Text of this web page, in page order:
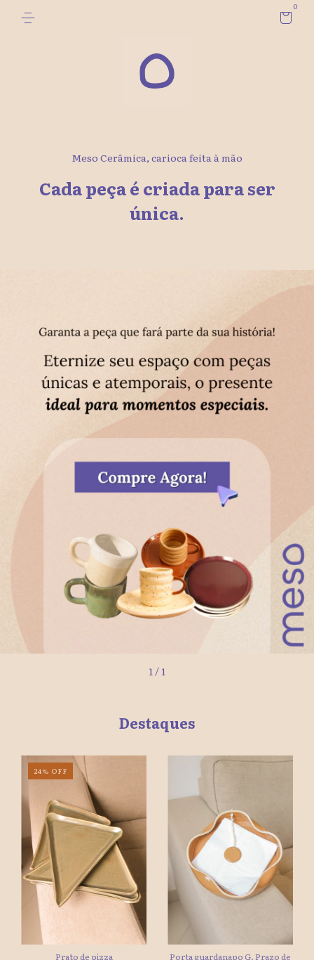
0
Meso Cerâmica, carioca feita à mão
Cada peça é criada para ser
única.
1/ 1
Destaques
24% OFF
Prato de pizza
Porta guardanapo G. Prazo de